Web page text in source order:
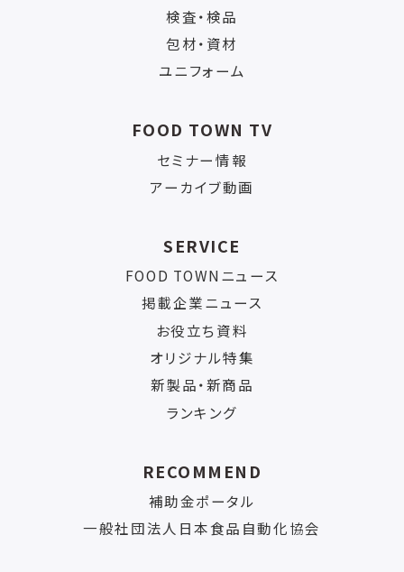
検査・検品
包材・資材
ユニフォーム
FOOD TOWN TV
セミナー情報
アーカイブ動画
SERVICE
FOOD TOWNニュース
掲載企業ニュース
お役立ち資料
オリジナル特集
新製品・新商品
ランキング
RECOMMEND
補助金ポータル
一般社団法人日本食品自動化協会